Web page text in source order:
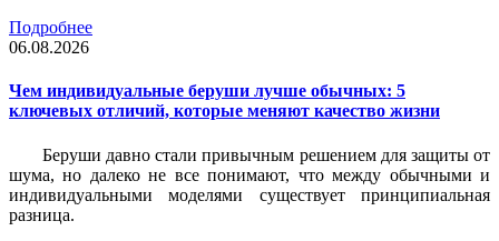
Подробнее
06.08.2026
Чем индивидуальные беруши лучше обычных: 5
ключевых отличий, которые меняют качество жизни
Беруши давно стали привычным решением для защиты от
шума, но далеко не все понимают, что между обычными и
индивидуальными моделями существует принципиальная
разница.